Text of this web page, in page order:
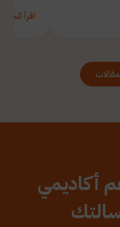
اقرأ المزيد
أكاديمي